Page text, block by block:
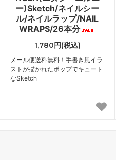
ー)Sketch/ネイルシー
ル/ネイルラップ/NAIL
WRAPS/26本分
1,780円(税込)
メール便送料無料！手書き風イラ
ストが描かれたポップでキュート
なSketch